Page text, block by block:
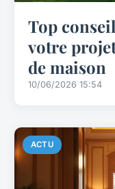
Top
votre
de maison
10/06/2026 15:54
ACTU